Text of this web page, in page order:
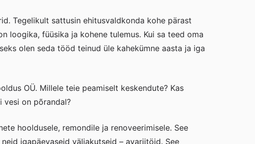
Tegelikult sattusin ehitusvaldkonda kohe pärast
loogika, füüsika ja kohene tulemus. Kui sa teed oma
olen seda tööd teinud üle kahekümne aasta ja iga
OÜ. Millele teie peamiselt keskendute? Kas
vesi on põrandal?
hooldusele, remondile ja renoveerimisele. See
igapäevaseid väljakutseid – avariitöid. See